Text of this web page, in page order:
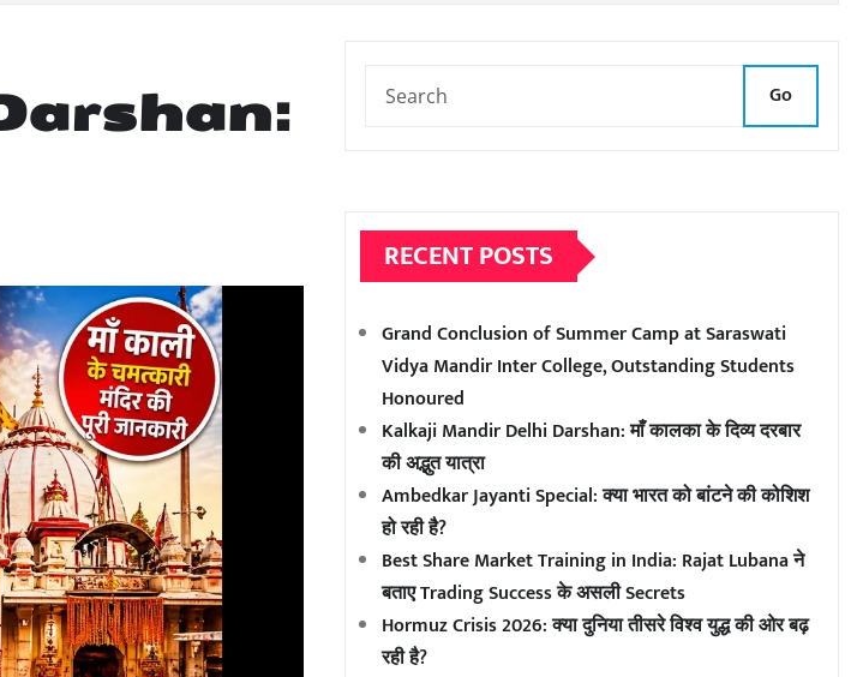
Go
RECENT POSTS
Grand Conclusion of Summer Camp at Saraswati
Vidya Mandir Inter College, Outstanding Students
Honoured
Kalkaji Mandir Delhi Darshan: माँ कालका के दिव्य दरबार
की अद्भुत यात्रा
Ambedkar Jayanti Special: क्या भारत को बांटने की कोशिश
हो रही है?
Best Share Market Training in India: Rajat Lubana ने
बताए Trading Success के असली Secrets
Hormuz Crisis 2026: क्या दुनिया तीसरे विश्व युद्ध की ओर बढ़
रही है?